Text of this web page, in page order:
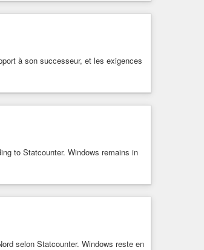
à son successeur, et les exigences
to Statcounter. Windows remains in
selon Statcounter. Windows reste en